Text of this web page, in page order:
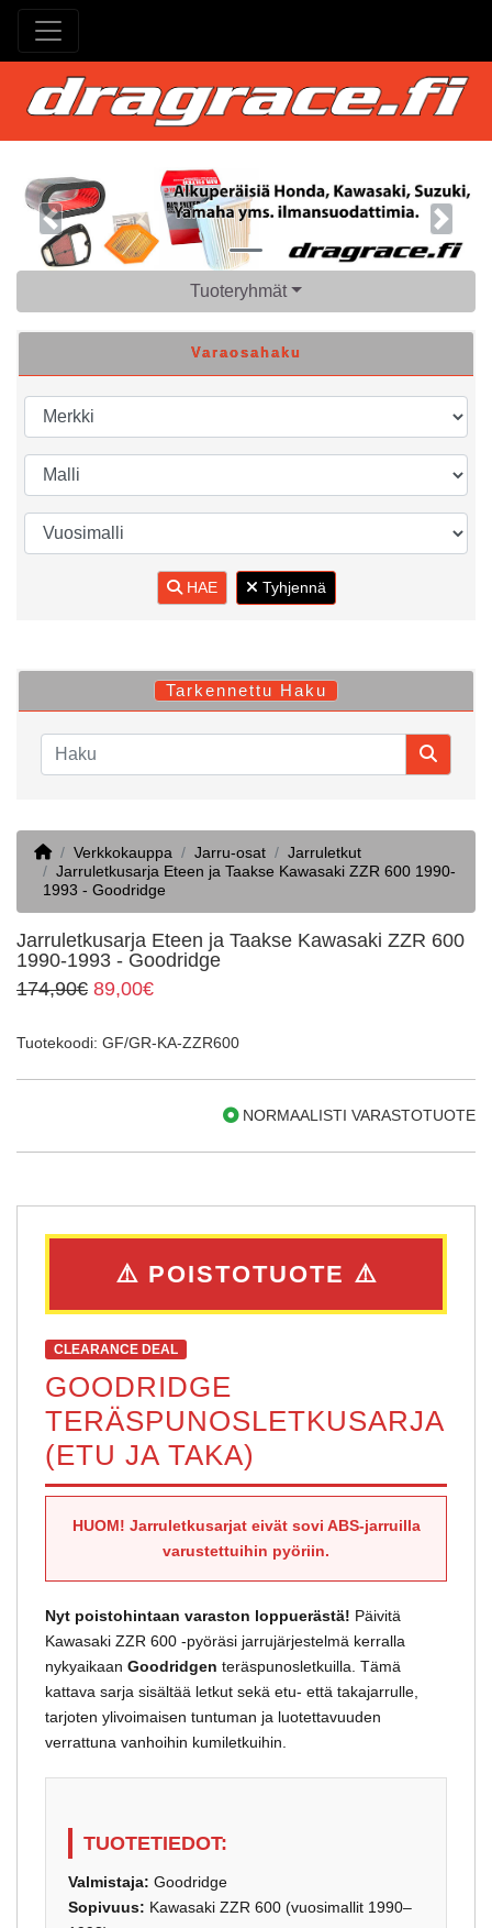
Previous Next
Tuoteryhmät
Varaosahaku
HAE Tyhjennä
Tarkennettu Haku
HomeVerkkokauppa Jarru-osat
Jarruletkut
Jarruletkusarja Eteen ja Taakse Kawasaki ZZR 600 1990-
1993 - Goodridge
Jarruletkusarja Eteen ja Taakse Kawasaki ZZR 600
1990-1993 - Goodridge
174,90€ 89,00€
Tuotekoodi: GF/GR-KA-ZZR600
NORMAALISTI VARASTOTUOTE
⚠️ POISTOTUOTE ⚠️
CLEARANCE DEAL
GOODRIDGE
TERÄSPUNOSLETKUSARJA
(ETU JA TAKA)
HUOM! Jarruletkusarjat eivät sovi ABS-jarruilla
varustettuihin pyöriin.
Nyt poistohintaan varaston loppuerästä! Päivitä
Kawasaki ZZR 600 -pyöräsi jarrujärjestelmä kerralla
nykyaikaan Goodridgen teräspunosletkuilla. Tämä
kattava sarja sisältää letkut sekä etu- että takajarrulle,
tarjoten ylivoimaisen tuntuman ja luotettavuuden
verrattuna vanhoihin kumiletkuihin.
TUOTETIEDOT:
Valmistaja: Goodridge
Sopivuus: Kawasaki ZZR 600 (vuosimallit 1990–